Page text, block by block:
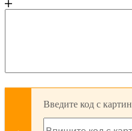
Введите код с